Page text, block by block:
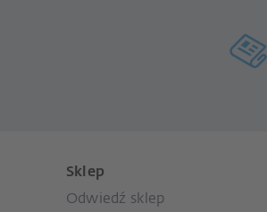
Sklep
Odwiedź sklep